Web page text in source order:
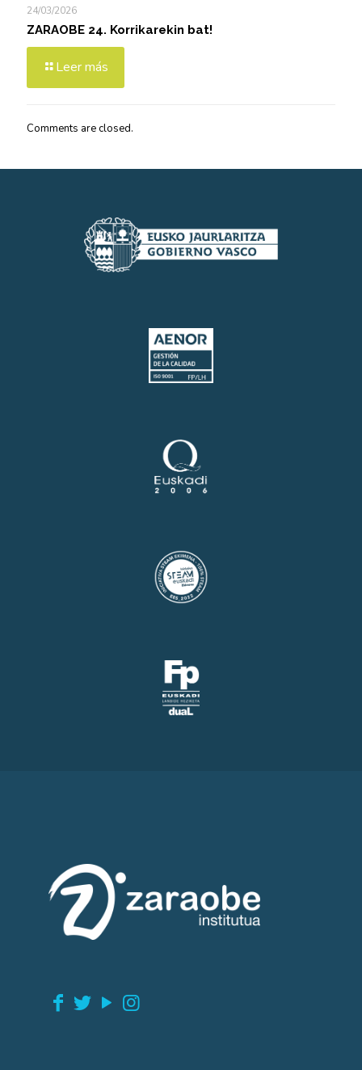
24/03/2026
ZARAOBE 24. Korrikarekin bat!
Leer más
Comments are closed.